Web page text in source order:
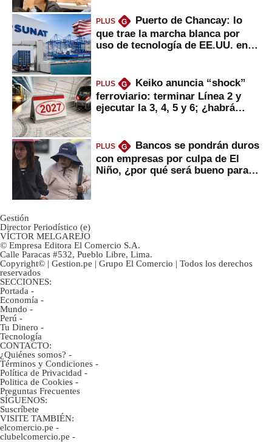
PLUS G
Puerto de Chancay: lo
que trae la marcha blanca por
uso de tecnología de EE.UU. en
PLUS G
Keiko anuncia “shock”
ferroviario: terminar Línea 2 y
ejecutar la 3, 4, 5 y 6; ¿habrá
PLUS G
Bancos se pondrán duros
con empresas por culpa de El
Niño, ¿por qué será bueno para
Gestión
Director Periodístico (e)
VÍCTOR MELGAREJO
© Empresa Editora El Comercio S.A.
Calle Paracas #532, Pueblo Libre, Lima.
Copyright© | Gestion.pe | Grupo El Comercio | Todos los derechos
reservados
SECCIONES:
Portada -
Economía -
Mundo -
Perú -
Tu Dinero -
Tecnología
CONTACTO:
¿Quiénes somos? -
Términos y Condiciones -
Política de Privacidad -
Politica de Cookies -
Preguntas Frecuentes
SÍGUENOS:
Suscríbete
VISITE TAMBIÉN:
elcomercio.pe -
clubelcomercio.pe -